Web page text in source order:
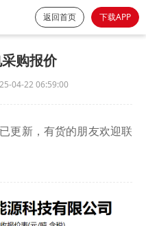
返回首页 下载APP
购报价
04-22 06:59:00
更新，有货的朋友欢迎联